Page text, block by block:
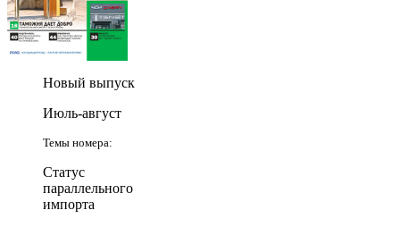
Новый выпуск
Июль-август
Темы номера:
Статус
параллельного
импорта